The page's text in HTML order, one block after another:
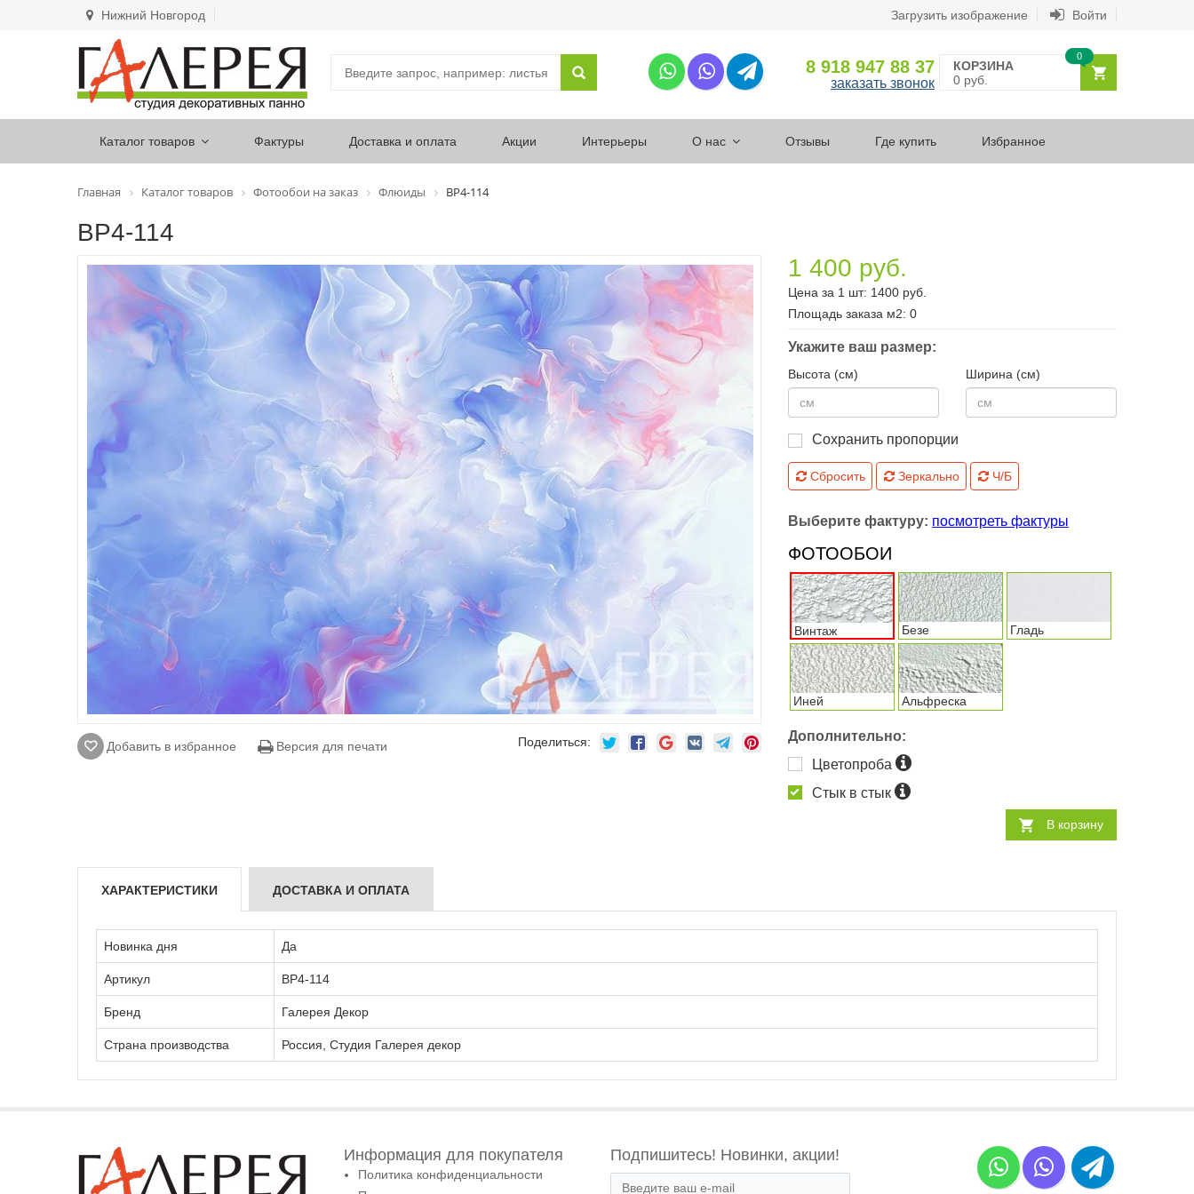
Нижний Новгород Загрузить изображение Войти
8 918 947 88 37
заказать звонок
КОРЗИНА
0 руб.
0
Каталог товаров Фактуры Доставка и оплата Акции Интерьеры О нас Отзывы Где купить Избранное
Главная Каталог товаров Фотообои на заказ Флюиды ВР4-114
ВР4-114
Добавить в избранное Версия для печати Поделиться:
1 400 руб.
Цена за 1 шт: 1400 руб.
Площадь заказа м2: 0
Укажите ваш размер:
Высота (см) Ширина (см)
Сохранить пропорции
Сбросить Зеркально Ч/Б
Выберите фактуру: посмотреть фактуры
ФОТООБОИ
Винтаж Безе Гладь
Иней Альфреска
Дополнительно:
Цветопроба
Стык в стык
В корзину
ХАРАКТЕРИСТИКИ ДОСТАВКА И ОПЛАТА
Новинка дня Да
Артикул ВР4-114
Бренд Галерея Декор
Страна производства Россия, Студия Галерея декор
Информация для покупателя
Политика конфиденциальности
Подпишитесь! Новинки, акции!